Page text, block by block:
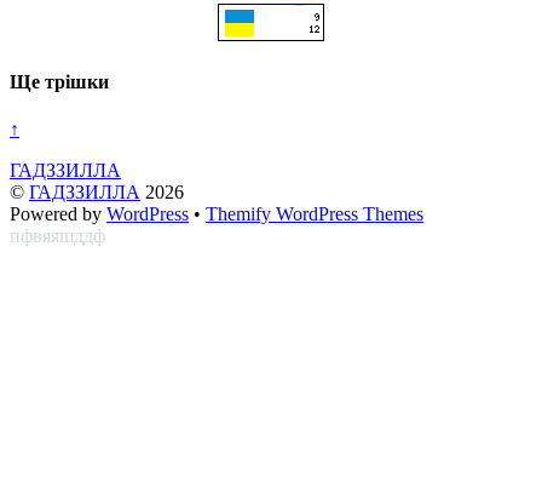
Ще трішки
↑
ГАДЗЗИЛЛА
© ГАДЗЗИЛЛА 2026
Powered by WordPress • Themify WordPress Themes
пфвяяшддф